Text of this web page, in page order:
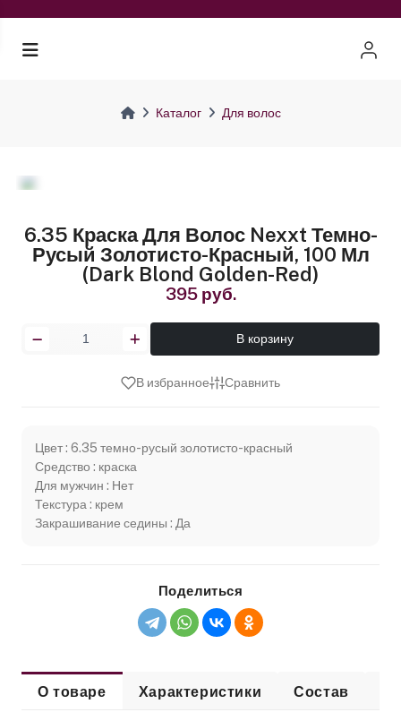
Каталог Для волос
6.35 Краска Для Волос Nexxt Темно-
Русый Золотисто-Красный, 100 Мл
(dark Blond Golden-Red)
395 руб.
В корзину
В избранное Сравнить
Цвет : 6.35 темно-русый золотисто-красный
Средство : краска
Для мужчин : Нет
Текстура : крем
Закрашивание седины : Да
Поделиться
О товаре Характеристики Состав